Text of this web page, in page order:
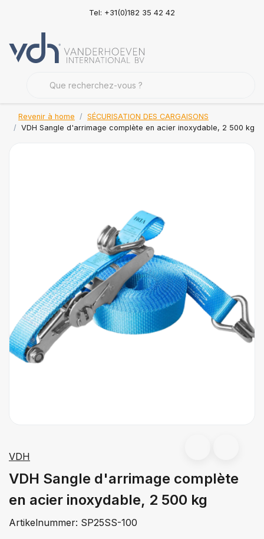
Tel: +31(0)182 35 42 42
Revenir à home
SÉCURISATION DES CARGAISONS
VDH Sangle d'arrimage complète en acier inoxydable, 2 500 kg
VDH
VDH Sangle d'arrimage complète
en acier inoxydable, 2 500 kg
Artikelnummer: SP25SS-100